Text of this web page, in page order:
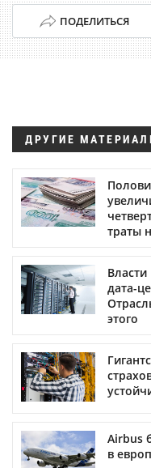
ПОДЕЛИТЬСЯ
ДРУГИЕ
траты
дата-
этого
Airbus
в